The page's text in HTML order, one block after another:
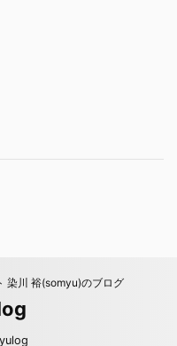
染川 裕(somyu)のブログ